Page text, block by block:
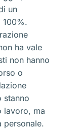
un
100%.
ha vale
non hanno
o
stanno
lavoro, ma
personale.